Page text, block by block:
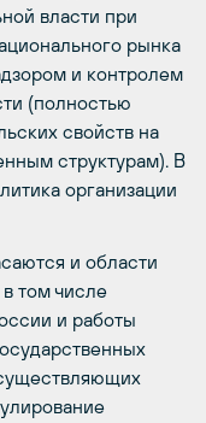
власти при
рынка
и контролем
(полностью
свойств на
структурам). В
организации
и области
том числе
и работы